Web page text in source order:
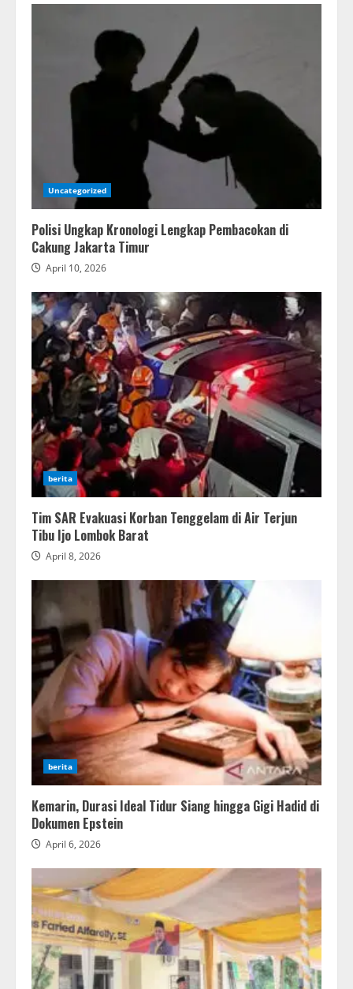
Uncategorized
Polisi Ungkap Kronologi Lengkap Pembacokan di
Cakung Jakarta Timur
April 10, 2026
berita
Tim SAR Evakuasi Korban Tenggelam di Air Terjun
Tibu Ijo Lombok Barat
April 8, 2026
berita
Kemarin, Durasi Ideal Tidur Siang hingga Gigi Hadid di
Dokumen Epstein
April 6, 2026